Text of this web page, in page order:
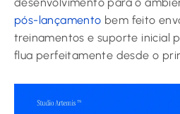
pós-lançamento bem feito
treinamentos e suporte inicial
flua perfeitamente desde o